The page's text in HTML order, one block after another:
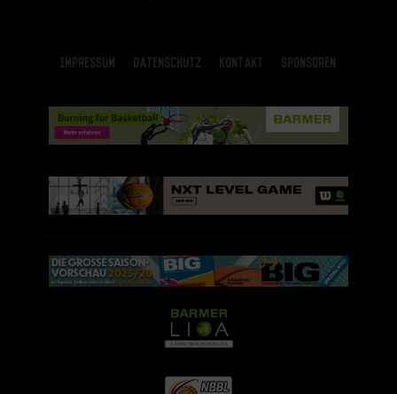
Impressum Datenschutz Kontakt Sponsoren